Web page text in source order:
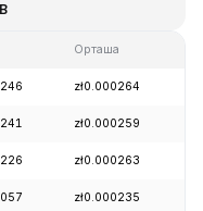
Орташа
zł0.000264
zł0.000259
zł0.000263
zł0.000235